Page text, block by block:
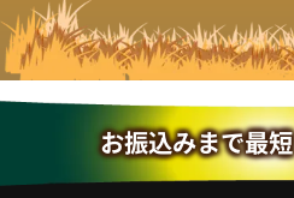
お振込みまで最短